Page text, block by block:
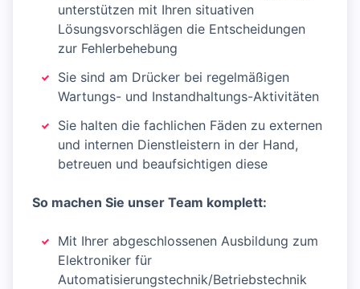
unterstützen mit Ihren situativen
Lösungsvorschlägen die Entscheidungen
zur Fehlerbehebung
Sie sind am Drücker bei regelmäßigen
Wartungs- und Instandhaltungs-Aktivitäten
Sie halten die fachlichen Fäden zu externen
und internen Dienstleistern in der Hand,
betreuen und beaufsichtigen diese
So machen Sie unser Team komplett:
Mit Ihrer abgeschlossenen Ausbildung zum
Elektroniker für
Automatisierungstechnik/Betriebstechnik